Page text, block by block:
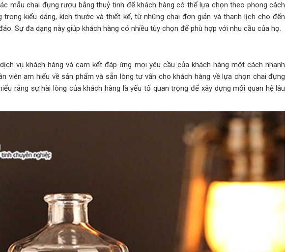
mẫu chai đựng rượu bằng thuỷ tinh để khách hàng có thể lựa chọn theo phong cách
trong kiểu dáng, kích thước và thiết kế, từ những chai đơn giản và thanh lịch cho đến
Sự đa dạng này giúp khách hàng có nhiều tùy chọn để phù hợp với nhu cầu của họ.
vụ khách hàng và cam kết đáp ứng mọi yêu cầu của khách hàng một cách nhanh
viên am hiểu về sản phẩm và sẵn lòng tư vấn cho khách hàng về lựa chọn chai đựng
rằng sự hài lòng của khách hàng là yếu tố quan trọng để xây dựng mối quan hệ lâu